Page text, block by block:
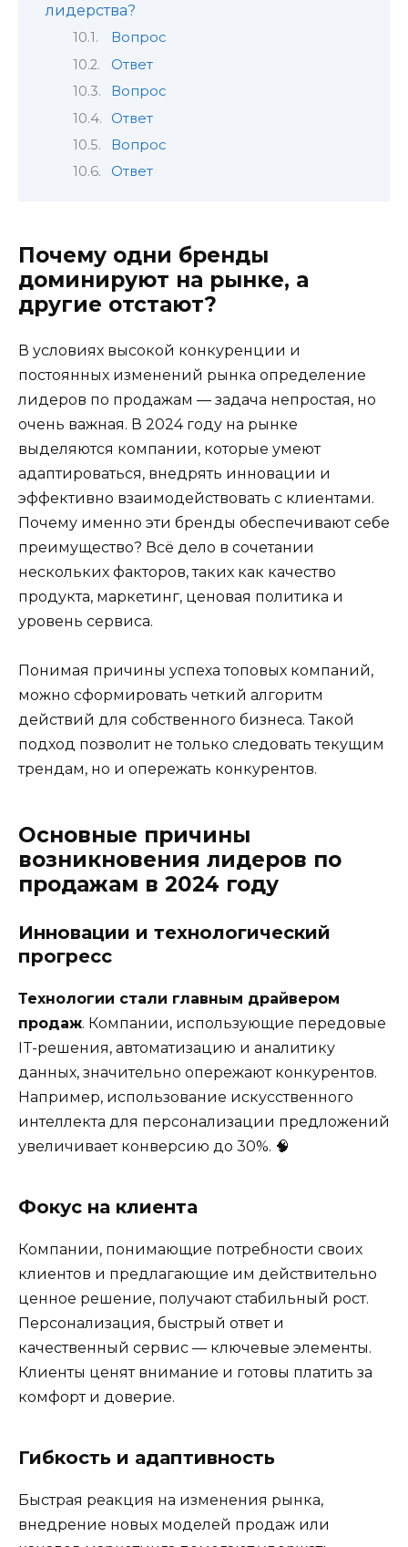
лидерства?
Вопрос
Ответ
Вопрос
Ответ
Вопрос
Ответ
Почему одни бренды
доминируют на рынке, а
другие отстают?
В условиях высокой конкуренции и
постоянных изменений рынка определение
лидеров по продажам — задача непростая, но
очень важная. В 2024 году на рынке
выделяются компании, которые умеют
адаптироваться, внедрять инновации и
эффективно взаимодействовать с клиентами.
Почему именно эти бренды обеспечивают себе
преимущество? Всё дело в сочетании
нескольких факторов, таких как качество
продукта, маркетинг, ценовая политика и
уровень сервиса.
Понимая причины успеха топовых компаний,
можно сформировать четкий алгоритм
действий для собственного бизнеса. Такой
подход позволит не только следовать текущим
трендам, но и опережать конкурентов.
Основные причины
возникновения лидеров по
продажам в 2024 году
Инновации и технологический
прогресс
Технологии стали главным драйвером
продаж. Компании, использующие передовые
IT-решения, автоматизацию и аналитику
данных, значительно опережают конкурентов.
Например, использование искусственного
интеллекта для персонализации предложений
увеличивает конверсию до 30%. 🧠
Фокус на клиента
Компании, понимающие потребности своих
клиентов и предлагающие им действительно
ценное решение, получают стабильный рост.
Персонализация, быстрый ответ и
качественный сервис — ключевые элементы.
Клиенты ценят внимание и готовы платить за
комфорт и доверие.
Гибкость и адаптивность
Быстрая реакция на изменения рынка,
внедрение новых моделей продаж или